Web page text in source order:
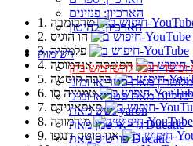
הארכיון: פנזינים
הארכיון: להיטון
רשימות
וכיצד תוכל להשתמש בהן
מאת סטריאו ומונו
מאת סטריאו ומונו
גשש מאת yaron
גדי אלטמן מאת Ducatic
פורטיס מאת Ducatic
1. טרבומבה
2. הו הוגיס
4. הפופסה אנדמוסה
5. ברבה קוסטה
6. טמטיה סו
7. פאפאיגידס
8. מורמורה
9. אגו פוטה דנגפו